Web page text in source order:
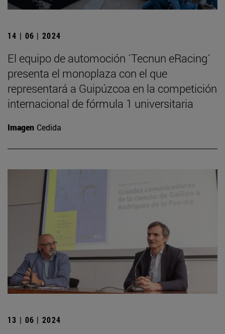
14 | 06 | 2024
El equipo de automoción ´Tecnun eRacing´
presenta el monoplaza con el que
representará a Guipúzcoa en la competición
internacional de fórmula 1 universitaria
Imagen Cedida
13 | 06 | 2024